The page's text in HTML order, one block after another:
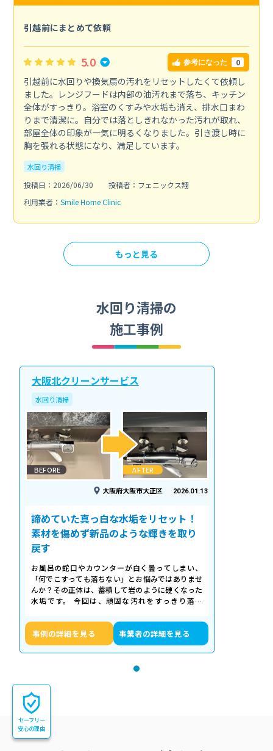
引越前にまとめて依頼
5.0 参考になった 0
引越前に水回りや換気扇の汚れをリセットしたくて依頼し
ました。レンジフードは内部の油汚れまで落ち、キッチン
全体がすっきり。浴室のくすみや水垢も消え、排水口まわ
りまで清潔に。自分では落としきれなかった汚れが取れ、
部屋全体の印象が一気に明るくなりました。引き渡し時に
胸を張れる状態になり、満足しています。
水回り清掃
投稿日：2026/06/30
投稿者：フェニックス翔
利用業者： Smile Home Clinic
もっと見る
水回り清掃の
施工事例
大阪北クリーンサービス
水回り清掃
BEFORE AFTER
大阪府大阪市大正区 2026.01.13
諦めていた真っ白な水垢をリセット！
素材を傷めず新品のような輝きを取り
戻す
お風呂の蛇口やカウンターが白く曇ってしまい、
「何でこすっても落ちない」とお悩みではありませ
んか？その正体は、蓄積して岩のように硬くなった
水垢です。 今回は、頑固な汚れをすっきり落と
事例の詳細を見る 事業者の詳細を見る
セーフリー
安心の理由